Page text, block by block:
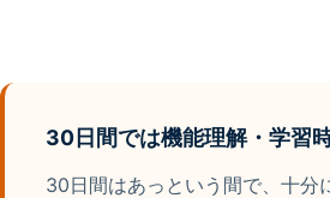
30日間では機能理解・学習
30日間はあっという間で、十分